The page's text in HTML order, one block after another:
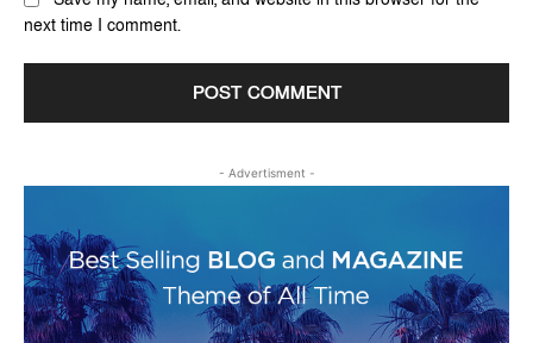
next time I comment.
- Advertisment -